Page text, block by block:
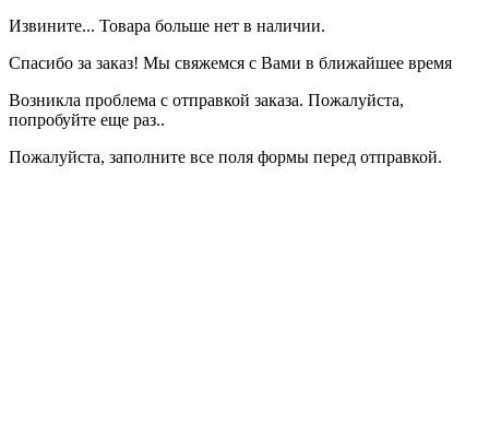
Извините... Товара больше нет в наличии.
Спасибо за заказ! Мы свяжемся с Вами в ближайшее время
Возникла проблема с отправкой заказа. Пожалуйста,
попробуйте еще раз..
Пожалуйста, заполните все поля формы перед отправкой.